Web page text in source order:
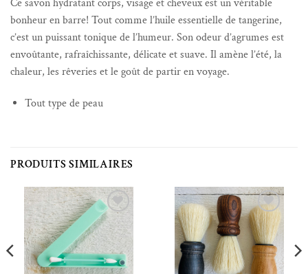
Ce savon hydratant corps, visage et cheveux est un véritable
bonheur en barre! Tout comme l’huile essentielle de tangerine,
c’est un puissant tonique de l’humeur. Son odeur d’agrumes est
envoûtante, rafraîchissante, délicate et suave. Il amène l’été, la
chaleur, les rêveries et le goût de partir en voyage.
Tout type de peau
PRODUITS SIMILAIRES
Ajouter à la liste de souhaits Ajouter à la liste de souhaits